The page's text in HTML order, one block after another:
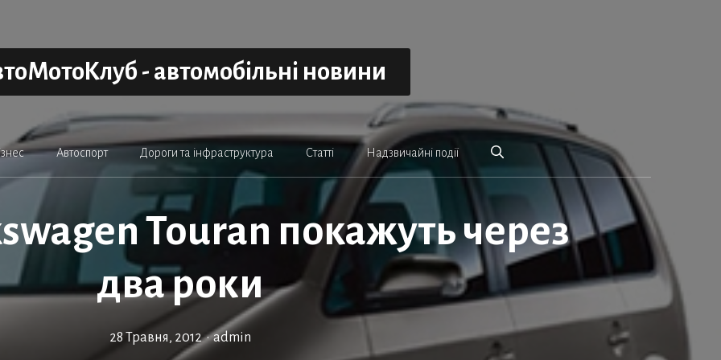
- автомобільні новини
Автоспорт Дороги та інфраструктура Статті Надзвичайні події
Touran покажуть через
два роки
28 Травня, 2012 • admin